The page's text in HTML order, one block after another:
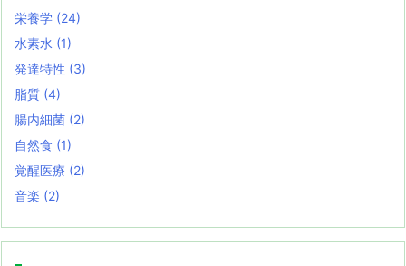
栄養学 (24)
水素水 (1)
発達特性 (3)
脂質 (4)
腸内細菌 (2)
自然食 (1)
覚醒医療 (2)
音楽 (2)